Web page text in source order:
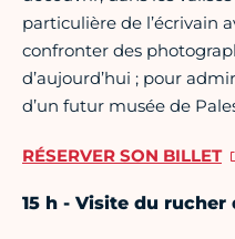
particulière de l’écrivain
confronter des
d’aujourd’hui ; pour
d’un futur musée de
RÉSERVER SON BILLET
15 h - Visite du rucher